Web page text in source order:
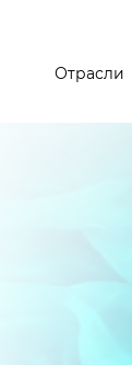
основному
Отрасли